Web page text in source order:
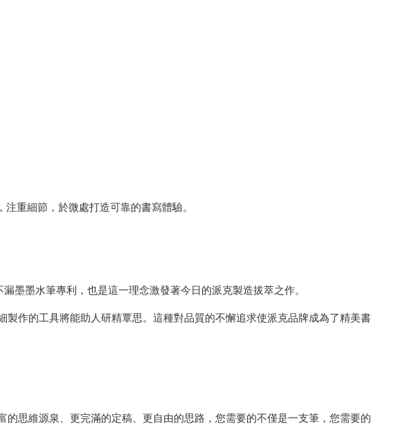
重細節，於微處打造可靠的書寫體驗。
墨墨水筆專利，也是這一理念激發著今日的派克製造拔萃之作。
作的工具將能助人研精覃思。這種對品質的不懈追求使派克品牌成為了精美書
思維源泉、更完滿的定稿、更自由的思路，您需要的不僅是一支筆，您需要的